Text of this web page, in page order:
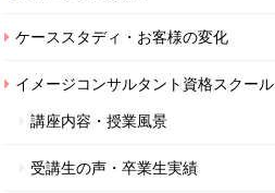
ケーススタディ・お客様の変化
イメージコンサルタント資格スクール
講座内容・授業風景
受講生の声・卒業生実績